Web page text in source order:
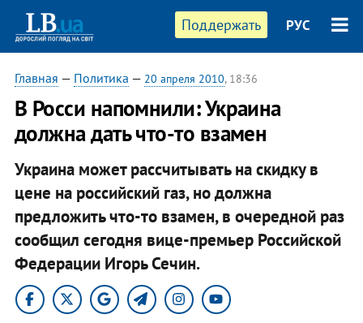
Поддержать РУС
Главная — Политика — 20 апреля 2010, 18:36
В Росси напомнили: Украина
должна дать что-то взамен
Украина может рассчитывать на скидку в
цене на российский газ, но должна
предложить что-то взамен, в очередной раз
сообщил сегодня вице-премьер Российской
Федерации Игорь Сечин.